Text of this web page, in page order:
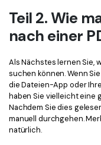
Teil 2. Wie
nach einer
Als Nächstes lernen Sie,
suchen können. Wenn
die Dateien-App oder
haben Sie vielleicht eine
Nachdem Sie dies
manuell durchgehen.
natürlich.